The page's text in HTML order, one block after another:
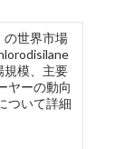
の世界市場
規模、主要
ヤーの動向
ついて詳細